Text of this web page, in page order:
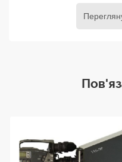
Тубус із
кабелі до нього
Платформа
профілю, на якому